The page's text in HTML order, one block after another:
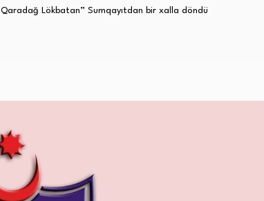
Lökbatan” Sumqayıtdan bir xalla döndü